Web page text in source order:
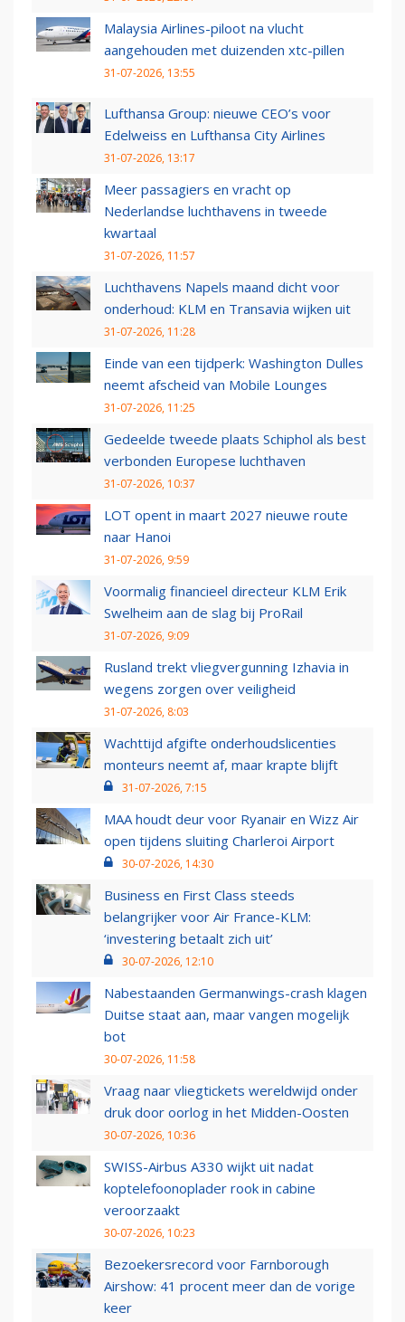
Malaysia Airlines-piloot na vlucht
aangehouden met duizenden xtc-pillen
31-07-2026, 13:55
Lufthansa Group: nieuwe CEO’s voor
Edelweiss en Lufthansa City Airlines
31-07-2026, 13:17
Meer passagiers en vracht op
Nederlandse luchthavens in tweede
kwartaal
31-07-2026, 11:57
Luchthavens Napels maand dicht voor
onderhoud: KLM en Transavia wijken uit
31-07-2026, 11:28
Einde van een tijdperk: Washington Dulles
neemt afscheid van Mobile Lounges
31-07-2026, 11:25
Gedeelde tweede plaats Schiphol als best
verbonden Europese luchthaven
31-07-2026, 10:37
LOT opent in maart 2027 nieuwe route
naar Hanoi
31-07-2026, 9:59
Voormalig financieel directeur KLM Erik
Swelheim aan de slag bij ProRail
31-07-2026, 9:09
Rusland trekt vliegvergunning Izhavia in
wegens zorgen over veiligheid
31-07-2026, 8:03
Wachttijd afgifte onderhoudslicenties
monteurs neemt af, maar krapte blijft
31-07-2026, 7:15
MAA houdt deur voor Ryanair en Wizz Air
open tijdens sluiting Charleroi Airport
30-07-2026, 14:30
Business en First Class steeds
belangrijker voor Air France-KLM:
‘investering betaalt zich uit’
30-07-2026, 12:10
Nabestaanden Germanwings-crash klagen
Duitse staat aan, maar vangen mogelijk
bot
30-07-2026, 11:58
Vraag naar vliegtickets wereldwijd onder
druk door oorlog in het Midden-Oosten
30-07-2026, 10:36
SWISS-Airbus A330 wijkt uit nadat
koptelefoonoplader rook in cabine
veroorzaakt
30-07-2026, 10:23
Bezoekersrecord voor Farnborough
Airshow: 41 procent meer dan de vorige
keer